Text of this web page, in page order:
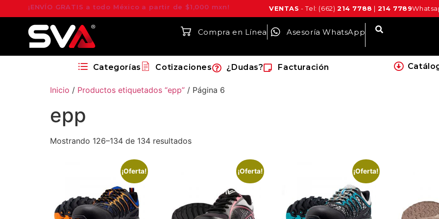
¡ENVÍO GRATIS a todo México a partir de $1,000 mxn! VENTAS - Tel: (662)214 7788 | 214 7789
Compra en Línea Asesoría WhatsApp
Categorías Cotizaciones ¿Dudas? Facturación
Inicio / Productos etiquetados “epp” / Página 6
epp
Mostrando 126–134 de 134 resultados
¡Oferta! ¡Oferta! ¡Oferta!